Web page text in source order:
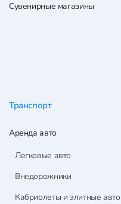
Сувенирные магазины
Транспорт
Аренда авто
Легковые авто
Внедорожники
Кабриолеты и элитные авто